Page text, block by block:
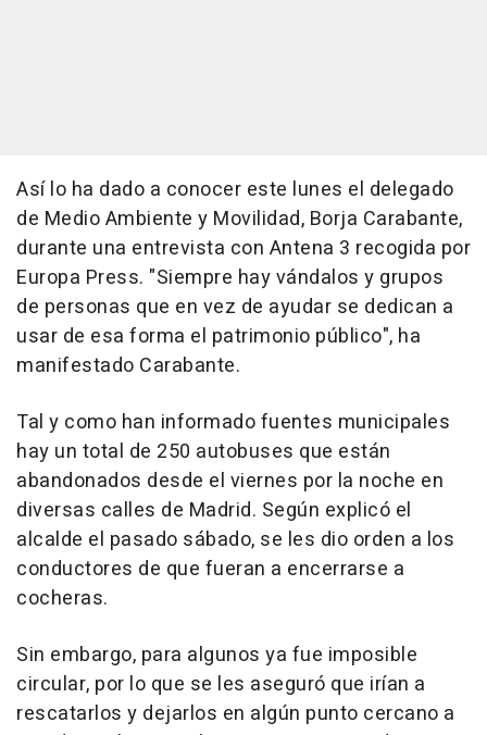
Así lo ha dado a conocer este lunes el delegado
de Medio Ambiente y Movilidad, Borja Carabante,
durante una entrevista con Antena 3 recogida por
Europa Press. "Siempre hay vándalos y grupos
de personas que en vez de ayudar se dedican a
usar de esa forma el patrimonio público", ha
manifestado Carabante.
Tal y como han informado fuentes municipales
hay un total de 250 autobuses que están
abandonados desde el viernes por la noche en
diversas calles de Madrid. Según explicó el
alcalde el pasado sábado, se les dio orden a los
conductores de que fueran a encerrarse a
cocheras.
Sin embargo, para algunos ya fue imposible
circular, por lo que se les aseguró que irían a
rescatarlos y dejarlos en algún punto cercano a